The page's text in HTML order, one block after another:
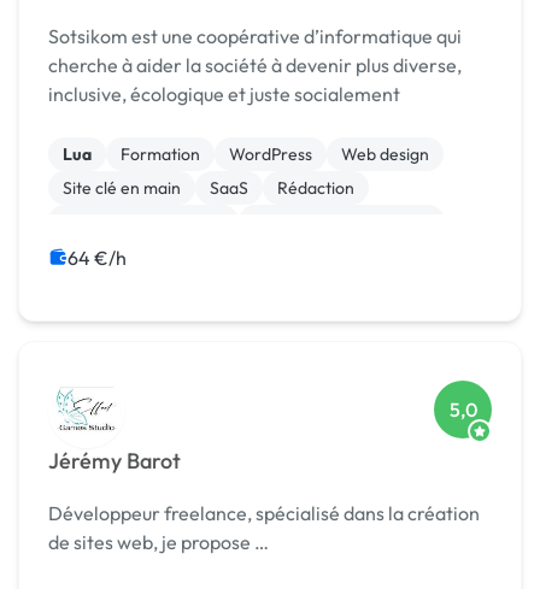
Sotsikom est une coopérative d’informatique qui
cherche à aider la société à devenir plus diverse,
inclusive, écologique et juste socialement
Lua Formation WordPress
Web design
Site clé en main
SaaS
Rédaction
Migration ou refonte de site
64 €/h
Jérémy Barot
5,0
Développeur freelance, spécialisé dans la création
de sites web, je propose …